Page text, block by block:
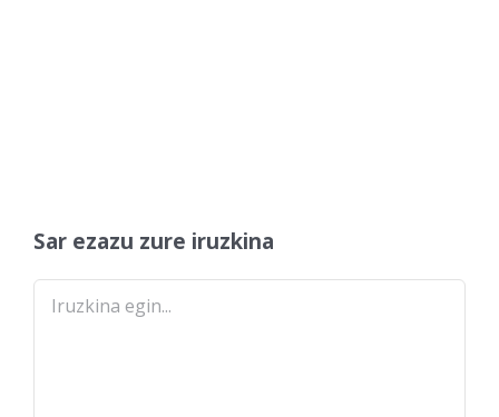
Sar ezazu zure iruzkina
Comment